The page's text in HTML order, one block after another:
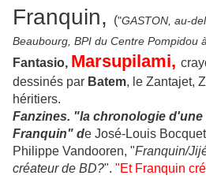
Franquin,
("GASTON, au-
Beaubourg, BPI du Centre Pompidou
Fantasio, Marsupilami,
dessinés par Batem, le Zantajet,
héritiers.
Fanzines. "la chronologie d'une
Franquin" de José-Louis
Philippe Vandooren, "Franquin/
créateur de BD?". "Et Franquin